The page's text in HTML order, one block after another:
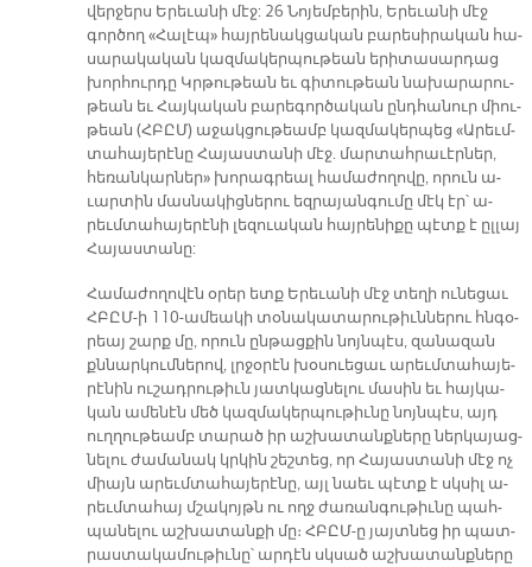
վեր­ջերս Ե­րե­ւա­նի մէջ: 26 Նո­յեմ­բե­րին, Ե­րե­ւա­նի մէջ
գոր­ծող «Հա­լէ­պ» հայ­րե­նակ­ցա­կան բա­րե­սի­րա­կան հա­
սա­րա­կա­կան կազ­մա­կեր­պու­թեան ե­րի­տա­սար­դաց
խոր­հուր­դը Կրթու­թեան եւ գի­տու­թեան նա­խա­րա­րու­
թեան եւ Հայ­կա­կան բա­րե­գոր­ծա­կան ընդ­հա­նուր միու­
թեան (ՀԲԸՄ) ա­ջակ­ցու­թեամբ կազ­մա­կեր­պեց «Ա­րեւմ­
տա­հա­յե­րէ­նը Հա­յաս­տա­նի մէջ. մար­տահ­րա­ւէր­ներ,
հե­ռան­կար­նե­ր» խո­րագ­րեալ հա­մա­ժո­ղո­վը, ո­րուն ա­
ւար­տին մաս­նա­կից­նե­րու եզ­րա­յան­գու­մը մէկ էր՝ ա­
րեւմ­տա­հա­յե­րէ­նի լե­զուա­կան հայ­րե­նի­քը պէտք է ըլ­լայ
Հա­յաս­տա­նը:
Հա­մա­ժո­ղո­վէն օ­րեր ետք Ե­րե­ւա­նի մէջ տե­ղի ու­նե­ցաւ
ՀԲԸՄ-ի 110-ա­մեա­կի տօ­նա­կա­տա­րու­թիւն­նե­րու հնգօ­
րեայ շարք մը, ո­րուն ըն­թաց­քին նոյն­պէս, զա­նա­զան
քննար­կում­նե­րով, լրջօ­րէն խօ­սուե­ցաւ ա­րեւմ­տա­հա­յե­
րէ­նին ու­շադ­րու­թիւն յատ­կաց­նե­լու մա­սին եւ հայ­կա­
կան ա­մե­նէն մեծ կազ­մա­կեր­պու­թիւ­նը նոյն­պէս, այդ
ուղ­ղու­թեամբ տա­րած իր աշ­խա­տանք­նե­րը ներ­կա­յաց­
նե­լու ժա­մա­նակ կրկին շեշ­տեց, որ Հա­յաս­տա­նի մէջ ոչ
միայն ա­րեւմ­տա­հա­յե­րէ­նը, այլ նաեւ պէտք է սկսիլ ա­
րեւմ­տա­հայ մշա­կոյթն ու ողջ ժա­ռան­գու­թիւ­նը պահ­
պա­նե­լու աշ­խա­տան­քի մը։ ՀԲԸՄ-ը յայտ­նեց իր պատ­
րաս­տա­կա­մու­թիւ­նը՝ ար­դէն սկսած աշ­խա­տանք­նե­րը